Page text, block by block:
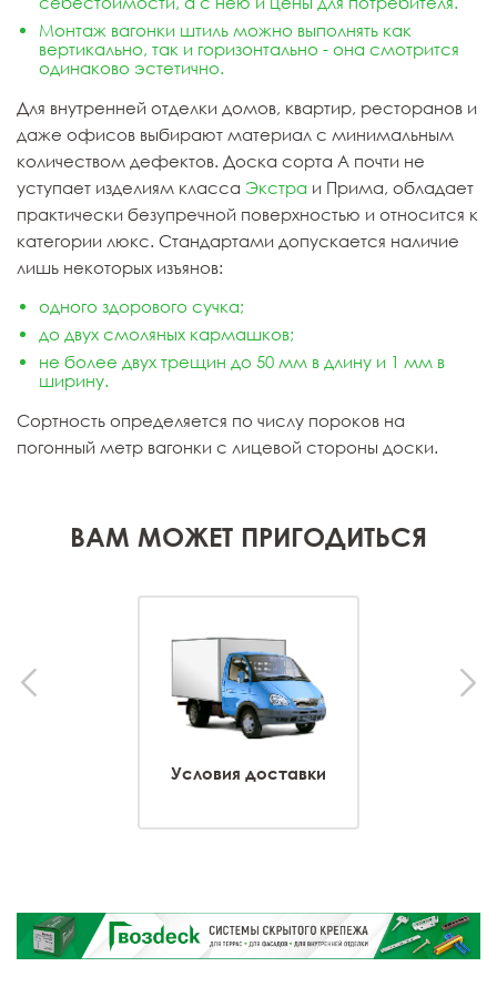
Монтаж вагонки штиль можно выполнять как
вертикально, так и горизонтально - она смотрится
одинаково эстетично.
Для внутренней отделки домов, квартир, ресторанов и
даже офисов выбирают материал с минимальным
количеством дефектов. Доска сорта А почти не
уступает изделиям класса Экстра и Прима, обладает
практически безупречной поверхностью и относится к
категории люкс. Стандартами допускается наличие
лишь некоторых изъянов:
одного здорового сучка;
до двух смоляных кармашков;
не более двух трещин до 50 мм в длину и 1 мм в
ширину.
Сортность определяется по числу пороков на
погонный метр вагонки с лицевой стороны доски.
ВАМ МОЖЕТ ПРИГОДИТЬСЯ
Условия доставки